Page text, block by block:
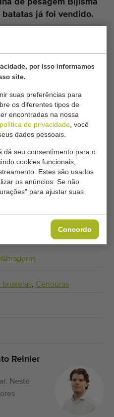
por isso informamos
site.
suas preferências para
os diferentes tipos de
encontradas na nossa
política de privacidade , você
dados pessoais.
dá seu consentimento para o
cookies funcionais,
Estes são usados
os anúncios. Se não
para ajustar suas
Concordo
de pesagem Bijlsma
batatas já foi vendido.
um Máquina de
de cookies bloqueiam
suas configurações de
este conteúdo.
DE COOKIES
bruxelas, Cenouras
Reinier
Neste